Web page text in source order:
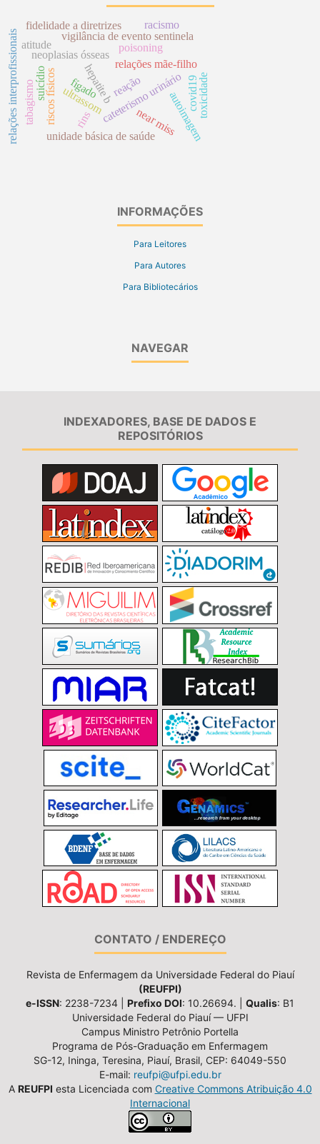
hepatite b
neoplasias ósseas
poisoning
ultrassomcateterismo urinário
near miss
vigilância de evento sentinela
fidelidade a diretrizes
relações mãe-filho
riscos físicos
unidade básica de saúde autoimagem
relações interprofissionais suicídio reação toxicidade
fígado
rins
racismo
atitude
tabagismo covid19
INFORMAÇÕES
Para Leitores
Para Autores
Para Bibliotecários
NAVEGAR
INDEXADORES, BASE DE DADOS E
REPOSITÓRIOS
CONTATO / ENDEREÇO
Revista de Enfermagem da Universidade Federal do Piauí
(REUFPI)
e-ISSN: 2238-7234 | Prefixo DOI: 10.26694. | Qualis: B1
Universidade Federal do Piauí — UFPI
Campus Ministro Petrônio Portella
Programa de Pós-Graduação em Enfermagem
SG-12, Ininga, Teresina, Piauí, Brasil, CEP: 64049-550
E-mail: reufpi@ufpi.edu.br
A REUFPI esta Licenciada com Creative Commons Atribuição 4.0
Internacional